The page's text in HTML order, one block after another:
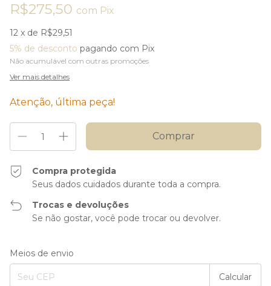
R$275,50 com Pix
12 x de R$29,51
5% de desconto pagando com Pix
Não acumulável com outras promoções
Ver mais detalhes
Atenção, última peça!
Compra protegida
Seus dados cuidados durante toda a compra.
Trocas e devoluções
Se não gostar, você pode trocar ou devolver.
Entregas para o CEP:
Meios de envio
Calcular